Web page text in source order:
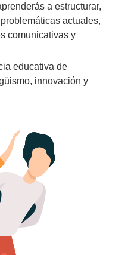
a estructurar,
actuales,
comunicativas y
educativa de
innovación y